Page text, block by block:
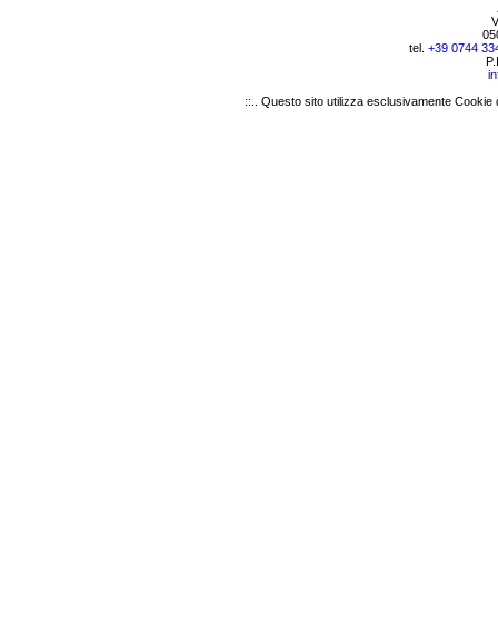
tel. +39 0744
::.. Questo sito utilizza esclusivamente